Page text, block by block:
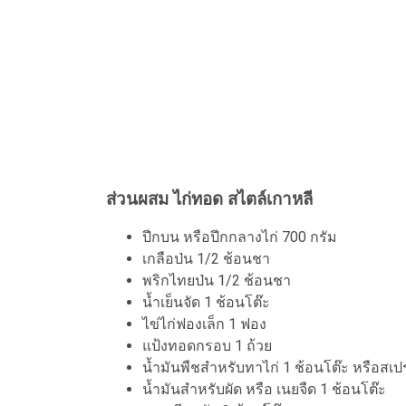
ส่วนผสม ไก่ทอด สไตล์เกาหลี
ปีกบน หรือปีกกลางไก่ 700 กรัม
เกลือป่น 1/2 ช้อนชา
พริกไทยป่น 1/2 ช้อนชา
น้ำเย็นจัด 1 ช้อนโต๊ะ
ไข่ไก่ฟองเล็ก 1 ฟอง
แป้งทอดกรอบ 1 ถ้วย
น้ำมันพืชสำหรับทาไก่ 1 ช้อนโต๊ะ หรือสเ
น้ำมันสำหรับผัด หรือ เนยจืด 1 ช้อนโต๊ะ